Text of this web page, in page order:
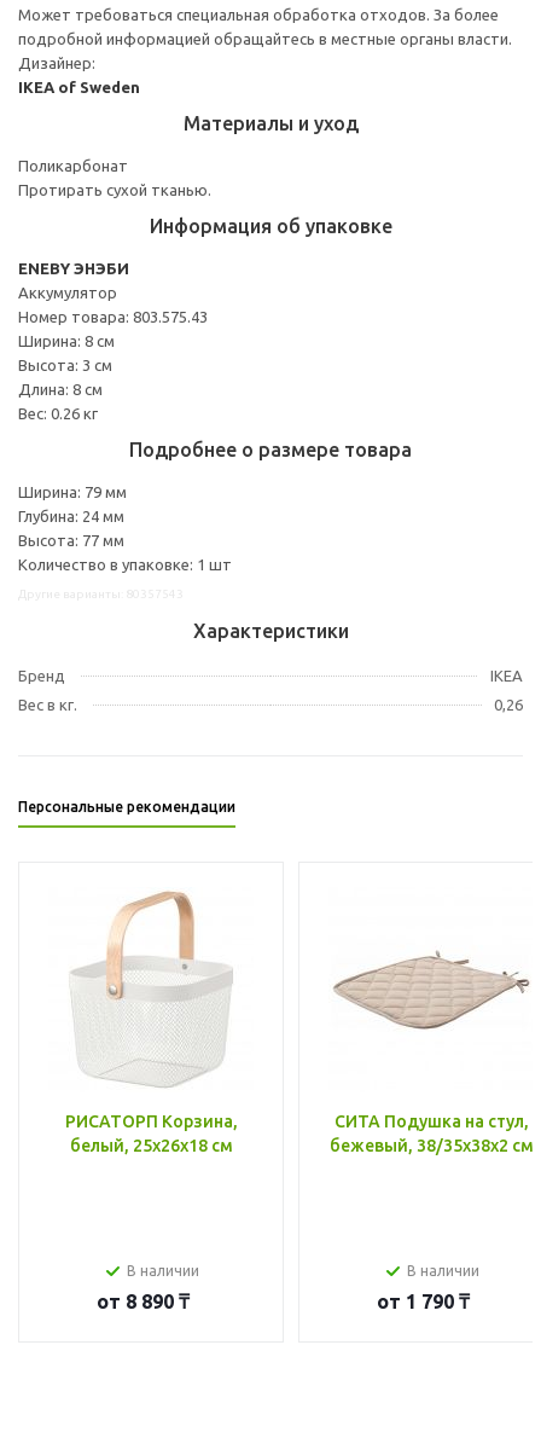
Может требоваться специальная обработка отходов. За более
подробной информацией обращайтесь в местные органы власти.
Дизайнер:
IKEA of Sweden
Материалы и уход
Поликарбонат
Протирать сухой тканью.
Информация об упаковке
ENEBY ЭНЭБИ
Аккумулятор
Номер товара: 803.575.43
Ширина: 8 см
Высота: 3 см
Длина: 8 см
Вес: 0.26 кг
Подробнее о размере товара
Ширина: 79 мм
Глубина: 24 мм
Высота: 77 мм
Количество в упаковке: 1 шт
Характеристики
Бренд
IKEA
Вес в кг.
0,26
Персональные рекомендации
РИСАТОРП Корзина,
белый, 25x26x18 см
В наличии
от 8 890 ₸
СИТА Подушка на стул,
бежевый, 38/35x38x2 см
В наличии
от 1 790 ₸